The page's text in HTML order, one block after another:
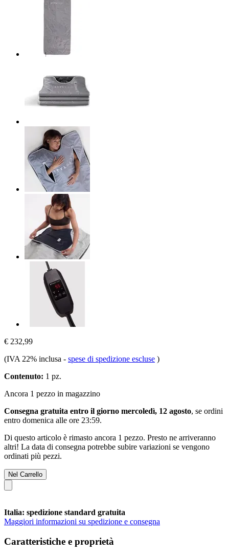
€ 232,99
(IVA 22% inclusa - spese di spedizione escluse )
Contenuto: 1 pz.
Ancora 1 pezzo in magazzino
Consegna gratuita entro il giorno mercoledì, 12 agosto, se ordini
entro domenica alle ore 23:59.
Di questo articolo è rimasto ancora 1 pezzo. Presto ne arriveranno
altri! La data di consegna potrebbe subire variazioni se vengono
ordinati più pezzi.
Nel Carrello
Italia: spedizione standard gratuita
Maggiori informazioni su spedizione e consegna
Caratteristiche e proprietà